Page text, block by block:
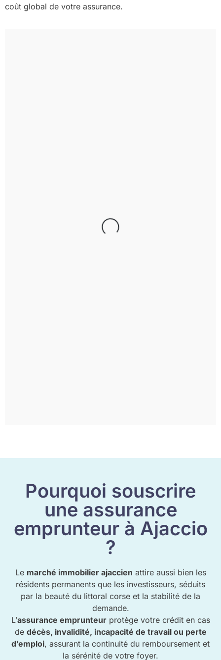
coût global de votre assurance.
Pourquoi souscrire
une assurance
emprunteur à Ajaccio
?
Le marché immobilier ajaccien attire aussi bien les
résidents permanents que les investisseurs, séduits
par la beauté du littoral corse et la stabilité de la
demande.
L’assurance emprunteurprotège votre crédit en cas
de décès, invalidité, incapacité de travail ou perte
d’emploi, assurant la continuité du remboursement et
la sérénité de votre foyer.